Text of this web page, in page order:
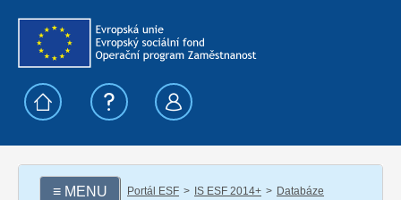
≡ MENU Portál ESF IS ESF 2014+
Databáze